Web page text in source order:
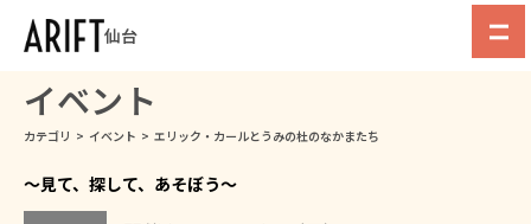
仙台
イベント
カテゴリ > イベント > エリック・カールとうみの杜のなかまたち
～見て、探して、あそぼう～